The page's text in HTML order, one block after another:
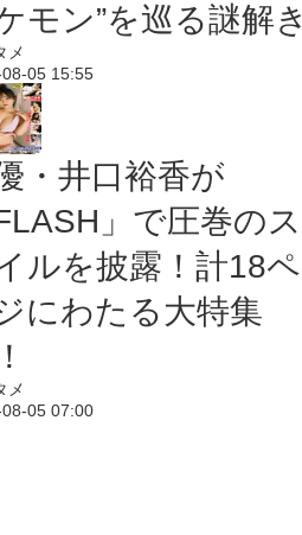
モン”を巡る謎解き
メ
05 15:55
・井口裕香が
FLASH」で圧巻のス
ルを披露！計18ペ
にわたる大特集
メ
05 07:00